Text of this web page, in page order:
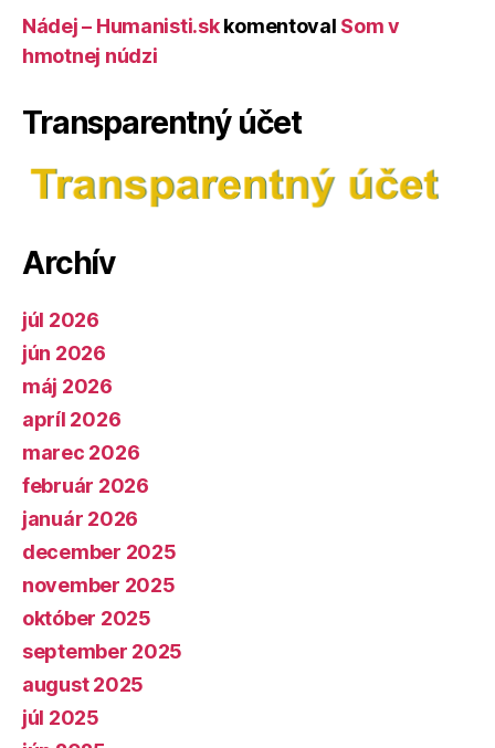
Nádej – Humanisti.skkomentoval Som v
hmotnej núdzi
Transparentný účet
Archív
júl 2026
jún 2026
máj 2026
apríl 2026
marec 2026
február 2026
január 2026
december 2025
november 2025
október 2025
september 2025
august 2025
júl 2025